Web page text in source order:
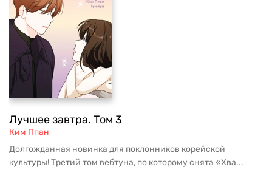
Лучшее завтра. Том 3
Ким Ппан
Долгожданная новинка для поклонников корейской
культуры! Третий том вебтуна, по которому снята «Хва...